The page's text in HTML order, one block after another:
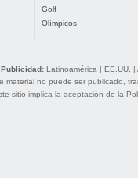
Golf
Olímpicos
Publicidad: Latinoamérica | EE.UU. |
material no puede ser publicado,
sitio implica la aceptación de la